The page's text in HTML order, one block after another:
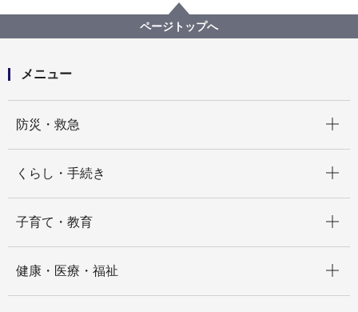
記者発表 2024年度
市立中学校等で使用する教科書の採択について
ページトップへ
メニュー
防災・救急
くらし・手続き
子育て・教育
健康・医療・福祉